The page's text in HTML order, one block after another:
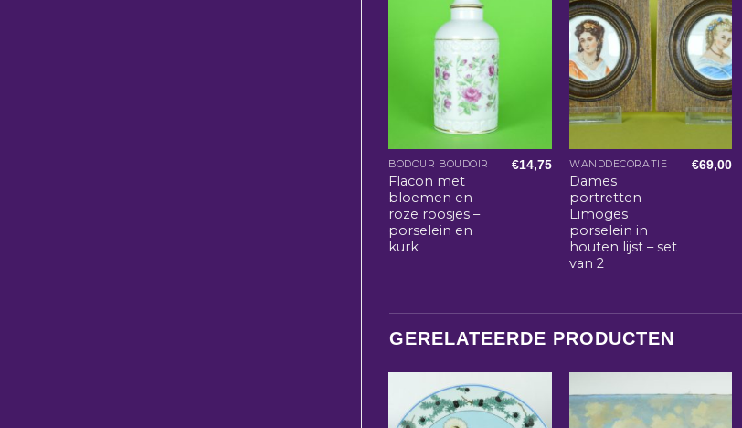
BODOUR BOUDOIR
Flacon met
bloemen en
roze roosjes –
porselein en
kurk
€14,75 WANDDECORATIE
Dames
portretten –
Limoges
porselein in
houten lijst – set
van 2
€69,00
GERELATEERDE PRODUCTEN